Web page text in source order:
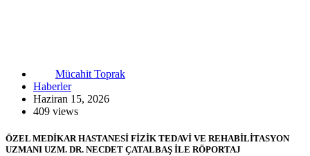
Mücahit Toprak
Haberler
Haziran 15, 2026
409 views
ÖZEL MEDİKAR HASTANESİ FİZİK TEDAVİ VE REHABİLİTASYON
UZMANI UZM. DR. NECDET ÇATALBAŞ İLE RÖPORTAJ